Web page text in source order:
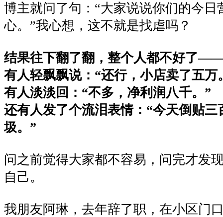
博主就问了句：“大家说说你们的今日
心。”我心想，这不就是找虐吗？
结果往下翻了翻，整个人都不好了
有人轻飘飘说：“还行，小店卖了五万
有人淡淡回：“不多，净利润八千。”
还有人发了个流泪表情：“今天倒贴三
圾。”
问之前觉得大家都不容易，问完才
自己。
我朋友阿琳，去年辞了职，在小区门